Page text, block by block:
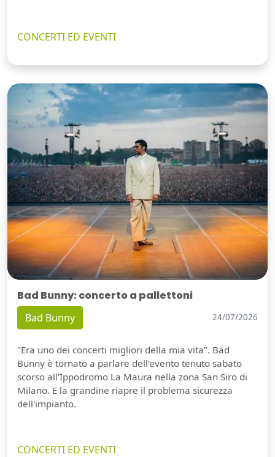
CONCERTI ED EVENTI
Bad Bunny: concerto a pallettoni
Bad Bunny 24/07/2026
"Era uno dei concerti migliori della mia vita". Bad
Bunny è tornato a parlare dell'evento tenuto sabato
scorso all'Ippodromo La Maura nella zona San Siro di
Milano. E la grandine riapre il problema sicurezza
dell'impianto.
CONCERTI ED EVENTI